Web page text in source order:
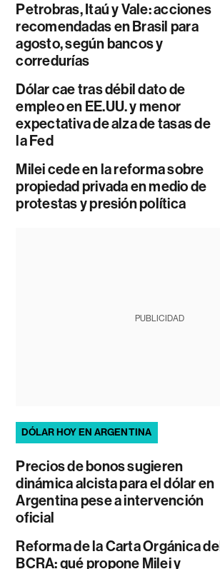
Petrobras, Itaú y Vale: acciones
recomendadas en Brasil para
agosto, según bancos y
corredurías
Dólar cae tras débil dato de
empleo en EE.UU. y menor
expectativa de alza de tasas de
la Fed
Milei cede en la reforma sobre
propiedad privada en medio de
protestas y presión política
PUBLICIDAD
DÓLAR HOY EN ARGENTINA
Precios de bonos sugieren
dinámica alcista para el dólar en
Argentina pese a intervención
oficial
Reforma de la Carta Orgánica del
BCRA: qué propone Milei y